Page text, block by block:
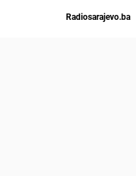
Radiosarajevo.ba